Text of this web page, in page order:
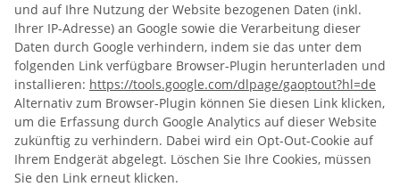
und auf Ihre Nutzung der Website bezogenen Daten (inkl.
Ihrer IP-Adresse) an Google sowie die Verarbeitung dieser
Daten durch Google verhindern, indem sie das unter dem
folgenden Link verfügbare Browser-Plugin herunterladen und
installieren: https://tools.google.com/dlpage/gaoptout?hl=de
Alternativ zum Browser-Plugin können Sie diesen Link klicken,
um die Erfassung durch Google Analytics auf dieser Website
zukünftig zu verhindern. Dabei wird ein Opt-Out-Cookie auf
Ihrem Endgerät abgelegt. Löschen Sie Ihre Cookies, müssen
Sie den Link erneut klicken.